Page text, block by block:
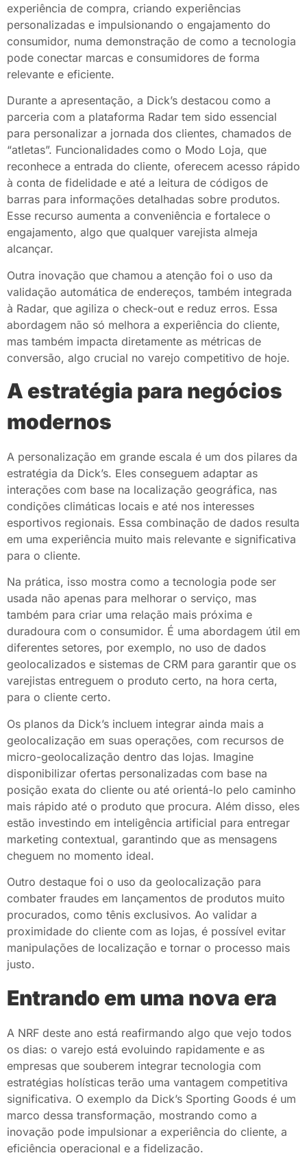
experiência de compra, criando experiências
personalizadas e impulsionando o engajamento do
consumidor, numa demonstração de como a tecnologia
pode conectar marcas e consumidores de forma
relevante e eficiente.
Durante a apresentação, a Dick’s destacou como a
parceria com a plataforma Radar tem sido essencial
para personalizar a jornada dos clientes, chamados de
“atletas”. Funcionalidades como o Modo Loja, que
reconhece a entrada do cliente, oferecem acesso rápido
à conta de fidelidade e até a leitura de códigos de
barras para informações detalhadas sobre produtos.
Esse recurso aumenta a conveniência e fortalece o
engajamento, algo que qualquer varejista almeja
alcançar.
Outra inovação que chamou a atenção foi o uso da
validação automática de endereços, também integrada
à Radar, que agiliza o check-out e reduz erros. Essa
abordagem não só melhora a experiência do cliente,
mas também impacta diretamente as métricas de
conversão, algo crucial no varejo competitivo de hoje.
A estratégia para negócios
modernos
A personalização em grande escala é um dos pilares da
estratégia da Dick’s. Eles conseguem adaptar as
interações com base na localização geográfica, nas
condições climáticas locais e até nos interesses
esportivos regionais. Essa combinação de dados resulta
em uma experiência muito mais relevante e significativa
para o cliente.
Na prática, isso mostra como a tecnologia pode ser
usada não apenas para melhorar o serviço, mas
também para criar uma relação mais próxima e
duradoura com o consumidor. É uma abordagem útil em
diferentes setores, por exemplo, no uso de dados
geolocalizados e sistemas de CRM para garantir que os
varejistas entreguem o produto certo, na hora certa,
para o cliente certo.
Os planos da Dick’s incluem integrar ainda mais a
geolocalização em suas operações, com recursos de
micro-geolocalização dentro das lojas. Imagine
disponibilizar ofertas personalizadas com base na
posição exata do cliente ou até orientá-lo pelo caminho
mais rápido até o produto que procura. Além disso, eles
estão investindo em inteligência artificial para entregar
marketing contextual, garantindo que as mensagens
cheguem no momento ideal.
Outro destaque foi o uso da geolocalização para
combater fraudes em lançamentos de produtos muito
procurados, como tênis exclusivos. Ao validar a
proximidade do cliente com as lojas, é possível evitar
manipulações de localização e tornar o processo mais
justo.
Entrando em uma nova era
A NRF deste ano está reafirmando algo que vejo todos
os dias: o varejo está evoluindo rapidamente e as
empresas que souberem integrar tecnologia com
estratégias holísticas terão uma vantagem competitiva
significativa. O exemplo da Dick’s Sporting Goods é um
marco dessa transformação, mostrando como a
inovação pode impulsionar a experiência do cliente, a
eficiência operacional e a fidelização.